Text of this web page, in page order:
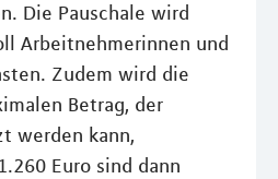
Die Pauschale wird
Arbeitnehmerinnen und
Zudem wird die
Betrag, der
werden kann,
Euro sind dann